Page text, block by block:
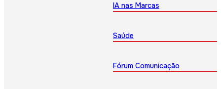
IA nas Marcas
Saúde
Fórum Comunicação